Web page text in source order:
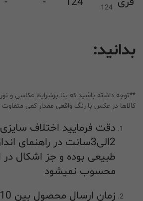
124
بدانید:
**توجه داشته باشید که بنا برشرایط عکاسی و
کالاها در عکس با رنگ واقعی مقدار کمی
دقت فرمایید اختلاف
2الی3سانت در راهنمای
طبیعی بوده و جز اشکال در
محسوب نمیشود